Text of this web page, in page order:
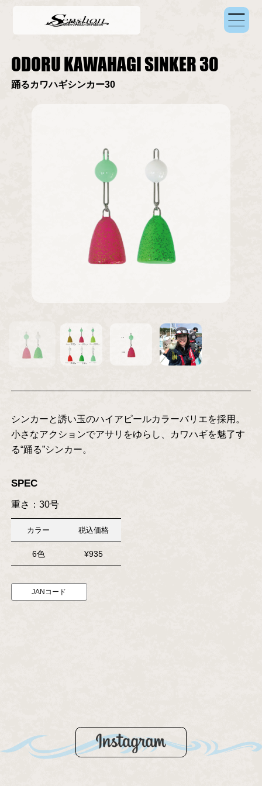
ODORU KAWAHAGI SINKER 30
踊るカワハギシンカー30
シンカーと誘い玉のハイアピールカラーバリエを採用。
小さなアクションでアサリをゆらし、カワハギを魅了す
る“踊る”シンカー。
SPEC
重さ：30号
カラー 税込価格
6色 ¥935
JANコード